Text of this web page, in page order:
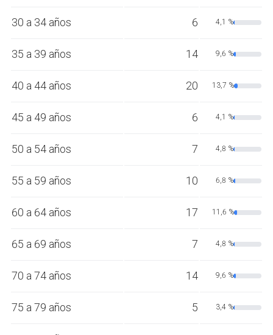
30 a 34 años 6 4,1 %
35 a 39 años 14 9,6 %
40 a 44 años 20 13,7 %
45 a 49 años 6 4,1 %
50 a 54 años 7 4,8 %
55 a 59 años 10 6,8 %
60 a 64 años 17 11,6 %
65 a 69 años 7 4,8 %
70 a 74 años 14 9,6 %
75 a 79 años 5 3,4 %